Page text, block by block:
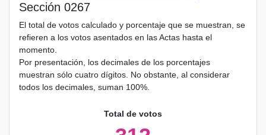
Sección 0267
El total de votos calculado y porcentaje que se muestran, se
refieren a los votos asentados en las Actas hasta el
momento.
Por presentación, los decimales de los porcentajes
muestran sólo cuatro dígitos. No obstante, al considerar
todos los decimales, suman 100%.
Total de votos